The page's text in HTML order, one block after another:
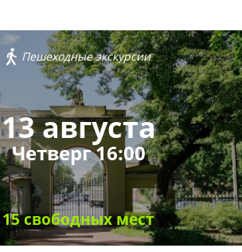
Пешеходные экскурсии
13 августа
Четверг 16:00
15 свободных мест